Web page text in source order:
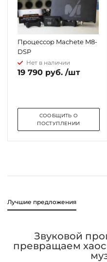
Процессор Machete M8-
DSP
Нет в наличии
19 790 руб. /шт
СООБЩИТЬ О
ПОСТУПЛЕНИИ
Лучшие предложения
Звуковой
превращаем хаос